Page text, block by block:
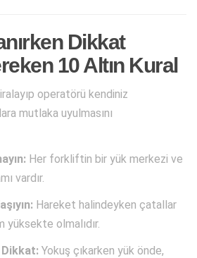
Dikkat
10 Altın Kural
operatörü kendiniz
mutlaka uyulmasını
Her forkliftin bir yük merkezi ve
vardır.
Hareket halindeyken çatallar
olmalıdır.
Yokuş çıkarken yük önde,